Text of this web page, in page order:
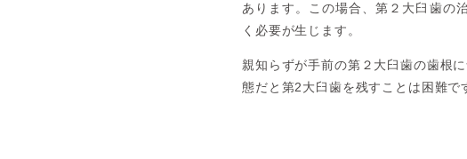
あります。この場合、第２大臼歯の
く必要が生じます。
親知らずが手前の第２大臼歯の歯根
態だと第2大臼歯を残すことは困難で